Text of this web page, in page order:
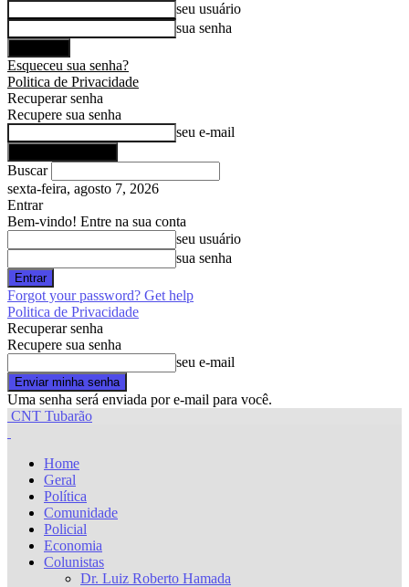
seu usuário
sua senha
Esqueceu sua senha?
Politica de Privacidade
Recuperar senha
Recupere sua senha
seu e-mail
Buscar
sexta-feira, agosto 7, 2026
Entrar
Bem-vindo! Entre na sua conta
seu usuário
sua senha
Forgot your password? Get help
Politica de Privacidade
Recuperar senha
Recupere sua senha
seu e-mail
Uma senha será enviada por e-mail para você.
CNT Tubarão
Home
Geral
Política
Comunidade
Policial
Economia
Colunistas
Dr. Luiz Roberto Hamada